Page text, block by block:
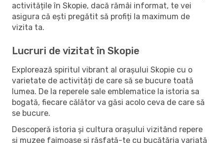
activitățile în Skopie, dacă rămâi informat, te vei
asigura că ești pregătit să profiți la maximum de
vizita ta.
Lucruri de vizitat în Skopie
Explorează spiritul vibrant al orașului Skopie cu o
varietate de activități de care să se bucure toată
lumea. De la reperele sale emblematice la istoria sa
bogată, fiecare călător va găsi acolo ceva de care să
se bucure.
Descoperă istoria și cultura orașului vizitând repere
și muzee faimoase și răsfață-te cu bucătăria variată